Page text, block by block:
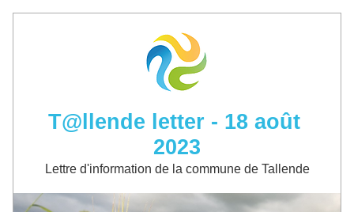
T@llende letter - 18 août
2023
Lettre d'information de la commune de Tallende